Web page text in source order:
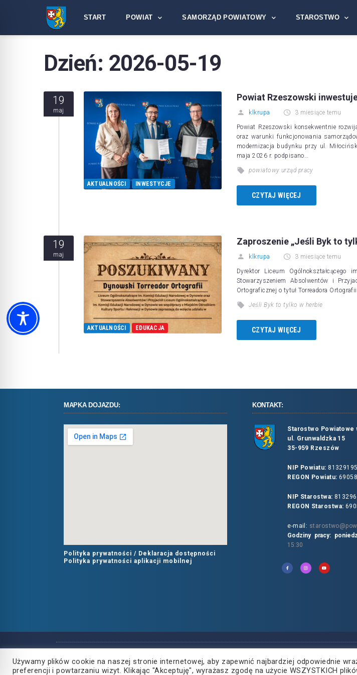
START POWIAT SAMORZĄD POWIATOWY STAROSTWO
Dzień: 2026-05-19
19
maj
AKTUALNOŚCI INWESTYCJE
Powiat Rzeszowski
klkrupa 3 miesiące temu
Powiat Rzeszowski konsekwentnie
oraz warunki funkcjonowania
modernizacja budynku przy ul.
maja 2026 r. podpisano…
powiatowy urząd pracy
CZYTAJ WIĘCEJ
19
maj
AKTUALNOŚCI EDUKACJA
Zaproszenie „Jeśli Byk to
klkrupa 3 miesiące temu
Dyrektor Liceum
Stowarzyszeniem Absolwentów i
Ortograficznej o tytuł Torreadora
Jeśli Byk to tylko w herbie
CZYTAJ WIĘCEJ
MAPKA DOJAZDU:
Polityka prywatności / Deklaracja dostępności
Polityka prywatności aplikacji mobilnej
KONTAKT:
Starostwo Powiatowe
ul. Grunwaldzka 15
35-959 Rzeszów
NIP Powiatu:
REGON Powiatu:
NIP Starostwa:
REGON Starostwa:
e-mail:
Godziny pracy:
15:30
Copyright2021©
Powiat Rzeszowski
Używamy plików cookie na naszej stronie internetowej, aby zapewnić najbardziej odpowiednie
preferencji i powtarzaniu wizyt. Klikając "Akceptuję", wyrażasz zgodę na użycie WSZYSTKICH